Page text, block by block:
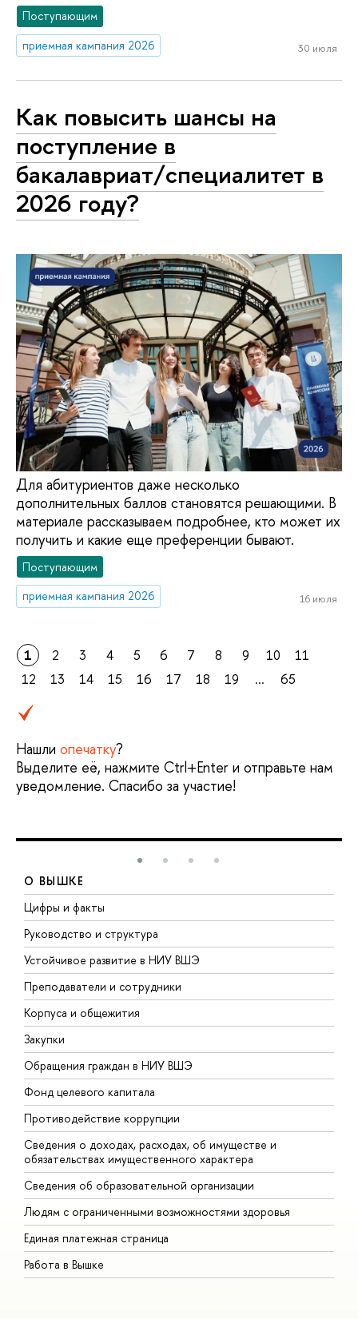
Поступающим
приемная кампания 2026
30 июля
Как повысить шансы на
поступление в
бакалавриат/специалитет в
2026 году?
Для абитуриентов даже несколько
дополнительных баллов становятся решающими. В
материале рассказываем подробнее, кто может их
получить и какие еще преференции бывают.
Поступающим
приемная кампания 2026
16 июля
1 2 3 4 5 6 7 8 9 10
11
12
13 14 15 16 17 18 19 ... 65
Нашли опечатку?
Выделите её, нажмите Ctrl+Enter и отправьте нам
уведомление. Спасибо за участие!
О ВЫШКЕ
Цифры и факты
Руководство и структура
Устойчивое развитие в НИУ ВШЭ
Преподаватели и сотрудники
Корпуса и общежития
Закупки
Обращения граждан в НИУ ВШЭ
Фонд целевого капитала
Противодействие коррупции
Сведения о доходах, расходах, об имуществе и
обязательствах имущественного характера
Сведения об образовательной организации
Людям с ограниченными возможностями здоровья
Единая платежная страница
Работа в Вышке